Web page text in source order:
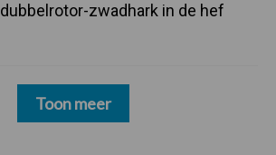
dubbelrotor-zwadhark in de hef
Toon meer